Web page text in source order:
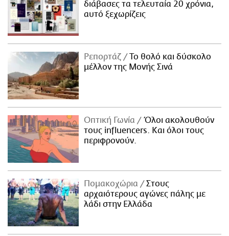
διάβασες τα τελευταία 20 χρόνια,
αυτό ξεχωρίζεις
Ρεπορτάζ
Το θολό και δύσκολο
μέλλον της Μονής Σινά
Οπτική Γωνία
Όλοι ακολουθούν
τους influencers. Και όλοι τους
περιφρονούν.
Πομακοχώρια
Στους
αρχαιότερους αγώνες πάλης με
λάδι στην Ελλάδα